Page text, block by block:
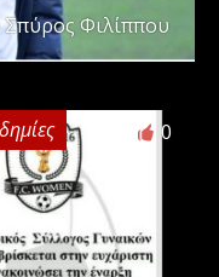
Σπύρος Φιλίππου
0